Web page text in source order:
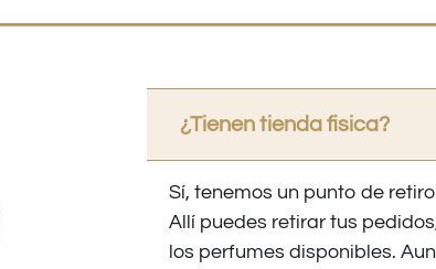
¿Tienen tienda fisica?
Sí, tenemos un punto de
Allí puedes retirar tus
los perfumes disponibles.